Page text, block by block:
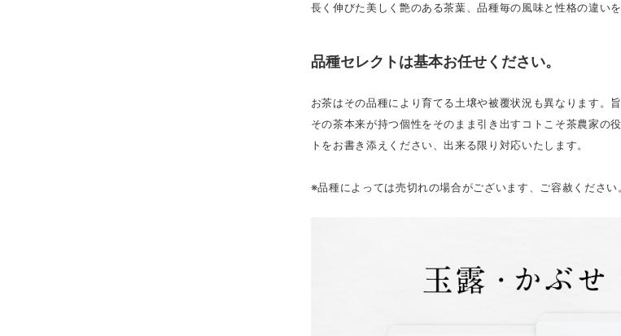
長く伸びた美しく艶のある茶葉、品種毎の風味と性格の違い
品種セレクトは基本お任せください。
お茶はその品種により育てる土壌や被覆状況も異なります。
その茶本来が持つ個性をそのまま引き出すコトこそ茶農家の
トをお書き添えください、出来る限り対応いたします。
※品種によっては売切れの場合がございます、ご容赦ください